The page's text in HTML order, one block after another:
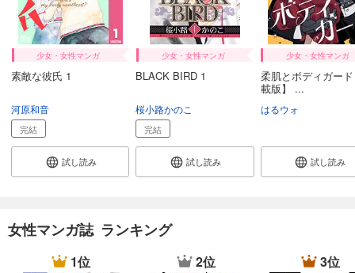
Comic ZERO-SUM (コミック ゼロサム) 2024年12月号[雑誌]
509円 (税込)
カート
試し読み
509円 (税込)
509
カート
少女・女性マンガ
素敵な彼氏 1
河原和音
完結
試し読み
少女・女性マンガ
BLACK BIRD 1
桜小路かのこ
完結
試し読み
少女・女性マンガ
柔肌とボディガー
載版】 ...
はるウォ
試し読み
女性マンガ誌 ランキング
1位 2位 3位